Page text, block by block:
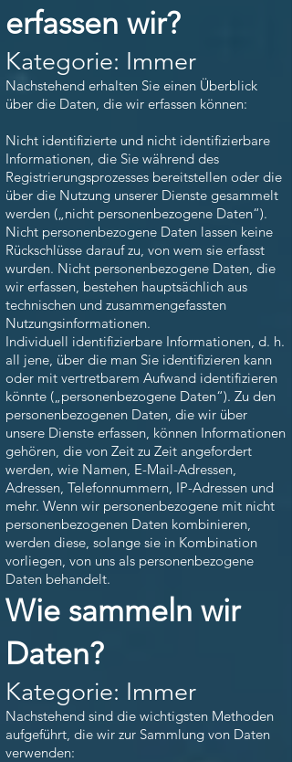
erfassen wir?
Kategorie: Immer
Nachstehend erhalten Sie einen Überblick
über die Daten, die wir erfassen können:
Nicht identifizierte und nicht identifizierbare
Informationen, die Sie während des
Registrierungsprozesses bereitstellen oder die
über die Nutzung unserer Dienste gesammelt
werden („nicht personenbezogene Daten“).
Nicht personenbezogene Daten lassen keine
Rückschlüsse darauf zu, von wem sie erfasst
wurden. Nicht personenbezogene Daten, die
wir erfassen, bestehen hauptsächlich aus
technischen und zusammengefassten
Nutzungsinformationen.
Individuell identifizierbare Informationen, d. h.
all jene, über die man Sie identifizieren kann
oder mit vertretbarem Aufwand identifizieren
könnte („personenbezogene Daten“). Zu den
personenbezogenen Daten, die wir über
unsere Dienste erfassen, können Informationen
gehören, die von Zeit zu Zeit angefordert
werden, wie Namen, E-Mail-Adressen,
Adressen, Telefonnummern, IP-Adressen und
mehr. Wenn wir personenbezogene mit nicht
personenbezogenen Daten kombinieren,
werden diese, solange sie in Kombination
vorliegen, von uns als personenbezogene
Daten behandelt.
Wie sammeln wir
Daten?
Kategorie: Immer
Nachstehend sind die wichtigsten Methoden
aufgeführt, die wir zur Sammlung von Daten
verwenden: